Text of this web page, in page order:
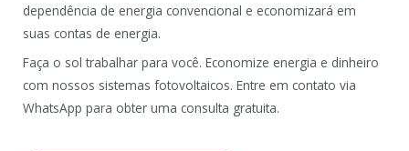
dependência de energia convencional e economizará em
suas contas de energia.
Faça o sol trabalhar para você. Economize energia e dinheiro
com nossos sistemas fotovoltaicos. Entre em contato via
WhatsApp para obter uma consulta gratuita.